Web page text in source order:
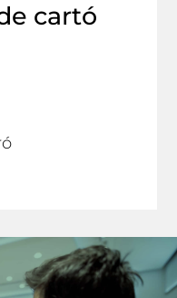
cartó